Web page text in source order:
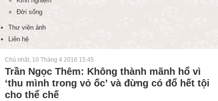
Đời sống
Thư viện ảnh
Liên hệ
Chủ nhật, 10 Tháng 4 2016 15:45
Trần Ngọc Thêm: Không thành mãnh hổ vì
‘thu mình trong vỏ ốc’ và đừng có đổ hết tội
cho thể chế